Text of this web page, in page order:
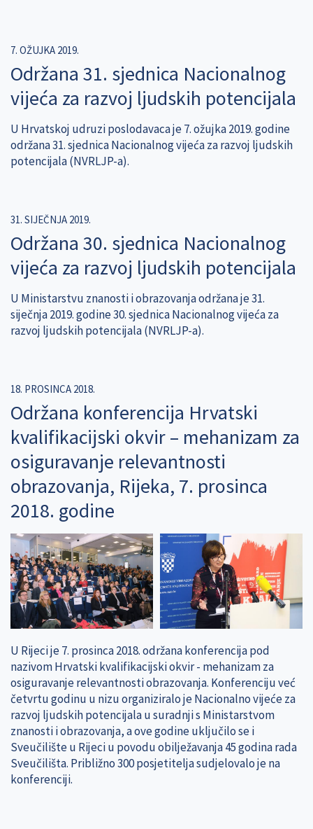
7. OŽUJKA 2019.
Održana 31. sjednica Nacionalnog
vijeća za razvoj ljudskih potencijala
U Hrvatskoj udruzi poslodavaca je 7. ožujka 2019. godine
održana 31. sjednica Nacionalnog vijeća za razvoj ljudskih
potencijala (NVRLJP-a).
31. SIJEČNJA 2019.
Održana 30. sjednica Nacionalnog
vijeća za razvoj ljudskih potencijala
U Ministarstvu znanosti i obrazovanja održana je 31.
siječnja 2019. godine 30. sjednica Nacionalnog vijeća za
razvoj ljudskih potencijala (NVRLJP-a).
18. PROSINCA 2018.
Održana konferencija Hrvatski
kvalifikacijski okvir – mehanizam za
osiguravanje relevantnosti
obrazovanja, Rijeka, 7. prosinca
2018. godine
U Rijeci je 7. prosinca 2018. održana konferencija pod
nazivom Hrvatski kvalifikacijski okvir - mehanizam za
osiguravanje relevantnosti obrazovanja. Konferenciju već
četvrtu godinu u nizu organiziralo je Nacionalno vijeće za
razvoj ljudskih potencijala u suradnji s Ministarstvom
znanosti i obrazovanja, a ove godine uključilo se i
Sveučilište u Rijeci u povodu obilježavanja 45 godina rada
Sveučilišta. Približno 300 posjetitelja sudjelovalo je na
konferenciji.